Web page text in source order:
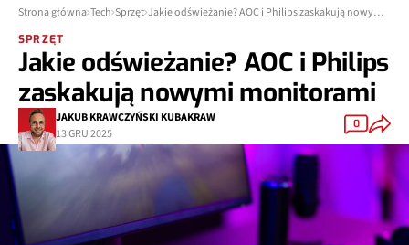
Strona główna Tech Sprzęt Jakie odświeżanie? AOC i Philips zaskakują nowymi monitorami
SPRZĘT
Jakie odświeżanie? AOC i Philips
zaskakują nowymi monitorami
JAKUB KRAWCZYŃSKI KUBAKRAW
13 GRU 2025
0